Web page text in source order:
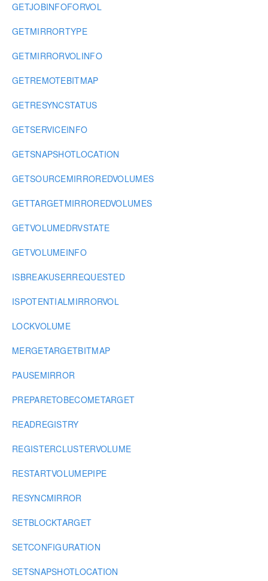
GETJOBINFOFORVOL
GETMIRRORTYPE
GETMIRRORVOLINFO
GETREMOTEBITMAP
GETRESYNCSTATUS
GETSERVICEINFO
GETSNAPSHOTLOCATION
GETSOURCEMIRROREDVOLUMES
GETTARGETMIRROREDVOLUMES
GETVOLUMEDRVSTATE
GETVOLUMEINFO
ISBREAKUSERREQUESTED
ISPOTENTIALMIRRORVOL
LOCKVOLUME
MERGETARGETBITMAP
PAUSEMIRROR
PREPARETOBECOMETARGET
READREGISTRY
REGISTERCLUSTERVOLUME
RESTARTVOLUMEPIPE
RESYNCMIRROR
SETBLOCKTARGET
SETCONFIGURATION
SETSNAPSHOTLOCATION